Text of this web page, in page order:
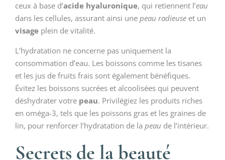
ceux à base d’acide hyaluronique, qui retiennent l’eau
dans les cellules, assurant ainsi une peau radieuse et un
visage plein de vitalité.
L’hydratation ne concerne pas uniquement la
consommation d’eau. Les boissons comme les tisanes
et les jus de fruits frais sont également bénéfiques.
Évitez les boissons sucrées et alcoolisées qui peuvent
déshydrater votre peau. Privilégiez les produits riches
en oméga-3, tels que les poissons gras et les graines de
lin, pour renforcer l’hydratation de la peau de l’intérieur.
Secrets de la beauté